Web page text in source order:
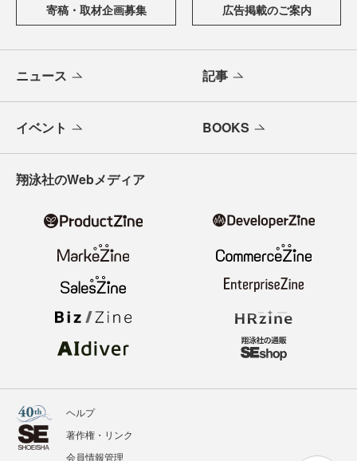
寄稿・取材企画募集 広告掲載のご案内
ニュース 記事
イベント BOOKS
翔泳社のWebメディア
ヘルプ
著作権・リンク
会員情報管理